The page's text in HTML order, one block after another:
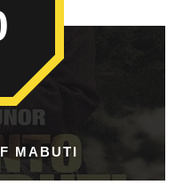
MABUTI